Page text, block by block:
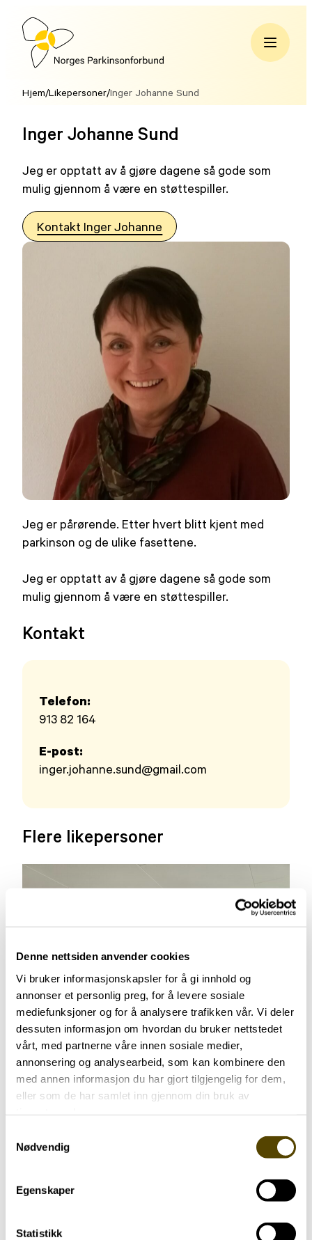
Denne nettsiden anvender cookies
Vi bruker informasjonskapsler for å gi innhold og
annonser et personlig preg, for å levere sosiale
mediefunksjoner og for å analysere trafikken vår. Vi deler
dessuten informasjon om hvordan du bruker nettstedet
vårt, med partnerne våre innen sosiale medier,
annonsering og analysearbeid, som kan kombinere den
med annen informasjon du har gjort tilgjengelig for dem,
eller som de har samlet inn gjennom din bruk av
Nødvendig
Egenskaper
Statistikk
Hopp
innholdNorges
Hjem/Likepersoner/Inger Johanne Sund
Inger Johanne Sund
Jeg er opptatt av å gjøre dagene så gode som
mulig gjennom å være en støttespiller.
Kontakt Inger Johanne
Jeg er pårørende. Etter hvert blitt kjent med
parkinson og de ulike fasettene.
Jeg er opptatt av å gjøre dagene så gode som
mulig gjennom å være en støttespiller.
Kontakt
Telefon:
913 82 164
E-post:
inger.johanne.sund@gmail.com
Flere likepersoner
Nærmeste pårørende